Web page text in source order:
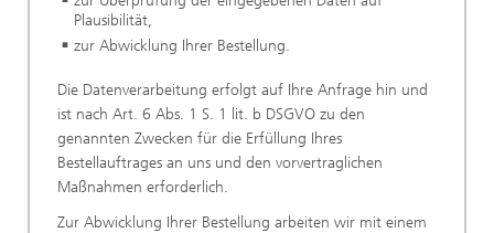
Plausibilität,
zur Abwicklung Ihrer Bestellung.
Die Datenverarbeitung erfolgt auf Ihre Anfrage hin und
ist nach Art. 6 Abs. 1 S. 1 lit. b DSGVO zu den
genannten Zwecken für die Erfüllung Ihres
Bestellauftrages an uns und den vorvertraglichen
Maßnahmen erforderlich.
Zur Abwicklung Ihrer Bestellung arbeiten wir mit einem